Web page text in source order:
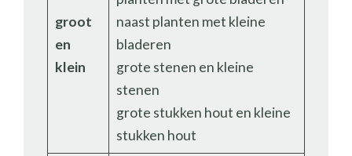
groot
en
klein
naast planten met kleine
bladeren
grote stenen en kleine
stenen
grote stukken hout en kleine
stukken hout